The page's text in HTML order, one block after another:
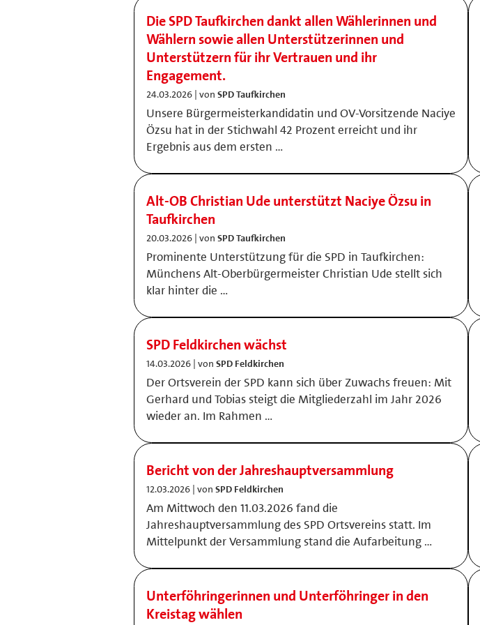
Die SPD Taufkirchen dankt allen Wählerinnen und
Wählern sowie allen Unterstützerinnen und
Unterstützern für ihr Vertrauen und ihr
Engagement.
24.03.2026 | von SPD Taufkirchen
Unsere Bürgermeisterkandidatin und OV-Vorsitzende Naciye
Özsu hat in der Stichwahl 42 Prozent erreicht und ihr
Ergebnis aus dem ersten …
Alt-OB Christian Ude unterstützt Naciye Özsu in
Taufkirchen
20.03.2026 | von SPD Taufkirchen
Prominente Unterstützung für die SPD in Taufkirchen:
Münchens Alt-Oberbürgermeister Christian Ude stellt sich
klar hinter die …
SPD Feldkirchen wächst
14.03.2026 | von SPD Feldkirchen
Der Ortsverein der SPD kann sich über Zuwachs freuen: Mit
Gerhard und Tobias steigt die Mitgliederzahl im Jahr 2026
wieder an. Im Rahmen …
Bericht von der Jahreshauptversammlung
12.03.2026 | von SPD Feldkirchen
Am Mittwoch den 11.03.2026 fand die
Jahreshauptversammlung des SPD Ortsvereins statt. Im
Mittelpunkt der Versammlung stand die Aufarbeitung …
Unterföhringerinnen und Unterföhringer in den
Kreistag wählen